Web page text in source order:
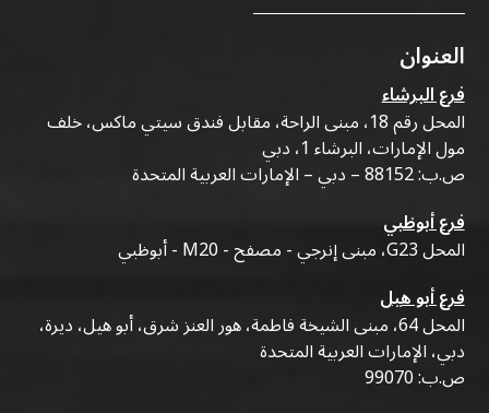
العنوان
فرع البرشاء
المحل رقم 18، مبنى الراحة، مقابل فندق سيتي ماكس، خلف
مول الإمارات، البرشاء 1، دبي
ص.ب: 88152 – دبي – الإمارات العربية المتحدة
فرع أبوظبي
المحل G23، مبنى إنرجي - مصفح - M20 - أبوظبي
فرع أبو هيل
المحل 64، مبنى الشيخة فاطمة، هور العنز شرق، أبو هيل، ديرة،
دبي، الإمارات العربية المتحدة
ص.ب: 99070